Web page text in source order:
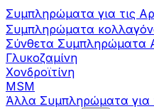
Συμπληρώματα για τις
Συμπληρώματα
Σύνθετα Συμπληρώματα
Γλυκοζαμίνη
Χονδροϊτίνη
MSM
Άλλα Συμπληρώματα για